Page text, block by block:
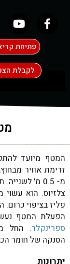
פתיחת
לקבלת
המטף מיועד
זרימת אוויר
צלזיוס. הוא
פליז בציפוי
הפעלת המטף
ספרינקלר
הסנקה של חומר
יתרונות